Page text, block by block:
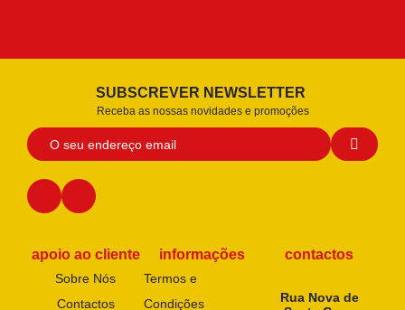
SUBSCREVER NEWSLETTER
Receba as nossas novidades e promoções
apoio ao cliente
Sobre Nós
Contactos
informações
Termos e
Condições
contactos
Rua Nova de